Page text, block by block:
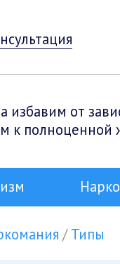
избавим от
к полноценной
Типы